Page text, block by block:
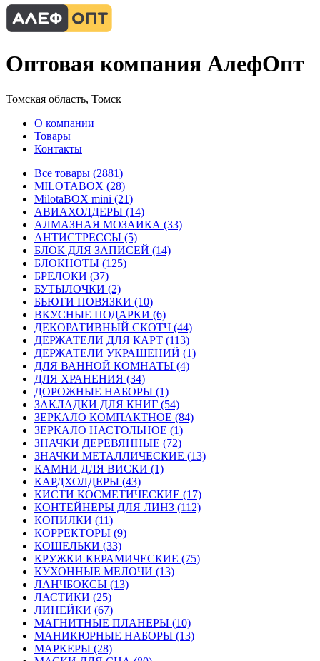
Оптовая компания АлефОпт
Томская область, Томск
О компании
Товары
Контакты
Все товары (2881)
MILOTABOX (28)
MilotaBOX mini (21)
АВИАХОЛДЕРЫ (14)
АЛМАЗНАЯ МОЗАИКА (33)
АНТИСТРЕССЫ (5)
БЛОК ДЛЯ ЗАПИСЕЙ (14)
БЛОКНОТЫ (125)
БРЕЛОКИ (37)
БУТЫЛОЧКИ (2)
БЬЮТИ ПОВЯЗКИ (10)
ВКУСНЫЕ ПОДАРКИ (6)
ДЕКОРАТИВНЫЙ СКОТЧ (44)
ДЕРЖАТЕЛИ ДЛЯ КАРТ (113)
ДЕРЖАТЕЛИ УКРАШЕНИЙ (1)
ДЛЯ ВАННОЙ КОМНАТЫ (4)
ДЛЯ ХРАНЕНИЯ (34)
ДОРОЖНЫЕ НАБОРЫ (1)
ЗАКЛАДКИ ДЛЯ КНИГ (54)
ЗЕРКАЛО КОМПАКТНОЕ (84)
ЗЕРКАЛО НАСТОЛЬНОЕ (1)
ЗНАЧКИ ДЕРЕВЯННЫЕ (72)
ЗНАЧКИ МЕТАЛЛИЧЕСКИЕ (13)
КАМНИ ДЛЯ ВИСКИ (1)
КАРДХОЛДЕРЫ (43)
КИСТИ КОСМЕТИЧЕСКИЕ (17)
КОНТЕЙНЕРЫ ДЛЯ ЛИНЗ (112)
КОПИЛКИ (11)
КОРРЕКТОРЫ (9)
КОШЕЛЬКИ (33)
КРУЖКИ КЕРАМИЧЕСКИЕ (75)
КУХОННЫЕ МЕЛОЧИ (13)
ЛАНЧБОКСЫ (13)
ЛАСТИКИ (25)
ЛИНЕЙКИ (67)
МАГНИТНЫЕ ПЛАНЕРЫ (10)
МАНИКЮРНЫЕ НАБОРЫ (13)
МАРКЕРЫ (28)